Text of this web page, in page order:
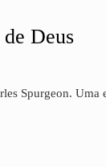
Deus
Spurgeon.